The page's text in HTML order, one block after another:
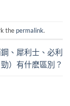
the permalink.
、犀利士、必利
勁）有什麽區別？